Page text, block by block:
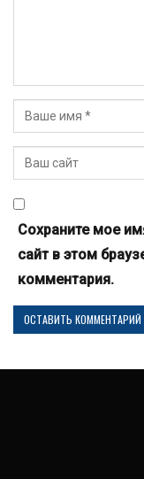
Сохраните мое
сайт в этом
комментария.